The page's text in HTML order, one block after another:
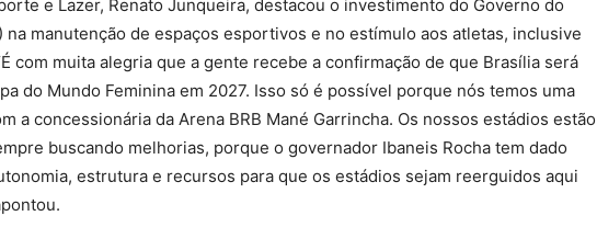
e Lazer, Renato Junqueira, destacou o investimento do Governo do
na manutenção de espaços esportivos e no estímulo aos atletas, inclusive
com muita alegria que a gente recebe a confirmação de que Brasília será
do Mundo Feminina em 2027. Isso só é possível porque nós temos uma
a concessionária da Arena BRB Mané Garrincha. Os nossos estádios estão
buscando melhorias, porque o governador Ibaneis Rocha tem dado
estrutura e recursos para que os estádios sejam reerguidos aqui